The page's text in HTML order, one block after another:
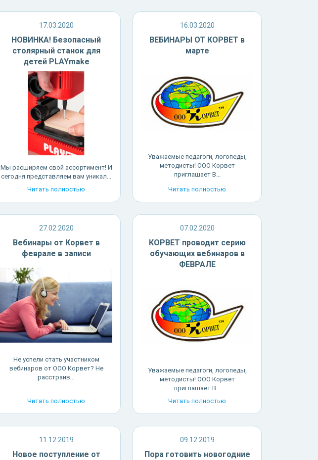
17.03.2020
НОВИНКА! Безопасный
столярный станок для
детей PLAYmake
Мы расширяем свой ассортимент! И
сегодня представляем вам уникал...
Читать полностью
16.03.2020
ВЕБИНАРЫ ОТ КОРВЕТ в
марте
Уважаемые педагоги, логопеды,
методисты! ООО Корвет
приглашает В...
Читать полностью
27.02.2020
Вебинары от Корвет в
феврале в записи
Не успели стать участником
вебинаров от ООО Корвет? Не
расстраив...
Читать полностью
07.02.2020
КОРВЕТ проводит серию
обучающих вебинаров в
ФЕВРАЛЕ
Уважаемые педагоги, логопеды,
методисты! ООО Корвет
приглашает В...
Читать полностью
11.12.2019
Новое поступление от
09.12.2019
Пора готовить новогодние